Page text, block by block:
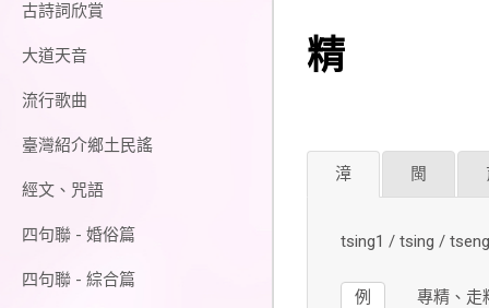
古詩詞欣賞
大道天音
流行歌曲
臺灣紹介鄉土民謠
經文、咒語
四句聯 - 婚俗篇
四句聯 - 綜合篇
精
漳 閩
tsing1 / tsing /
專精、走
例